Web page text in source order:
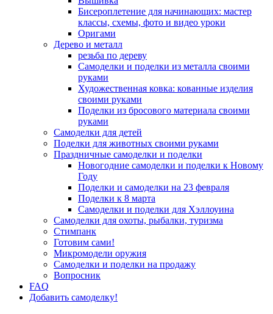
Бисероплетение для начинающих: мастер
классы, схемы, фото и видео уроки
Оригами
Дерево и металл
резьба по дереву
Самоделки и поделки из металла своими
руками
Художественная ковка: кованные изделия
своими руками
Поделки из бросового материала своими
руками
Самоделки для детей
Поделки для животных своими руками
Праздничные самоделки и поделки
Новогодние самоделки и поделки к Новому
Году
Поделки и самоделки на 23 февраля
Поделки к 8 марта
Самоделки и поделки для Хэллоуина
Самоделки для охоты, рыбалки, туризма
Стимпанк
Готовим сами!
Микромодели оружия
Самоделки и поделки на продажу
Вопросник
FAQ
Добавить самоделку!